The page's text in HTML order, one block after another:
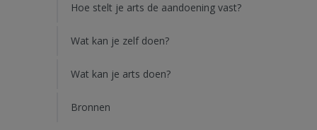
Hoe stelt je arts de aandoening vast?
Wat kan je zelf doen?
Wat kan je arts doen?
Bronnen